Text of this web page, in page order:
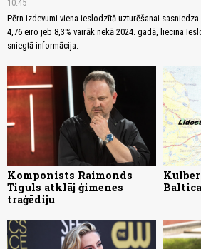
10:45
Pērn izdevumi viena ieslodzītā uzturēšanai
4,76 eiro jeb 8,3% vairāk nekā 2024. gadā, liecina
sniegtā informācija.
Komponists Raimonds
Tiguls atklāj ģimenes
traģēdiju